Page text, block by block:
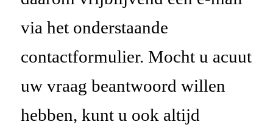
via het onderstaande
contactformulier. Mocht u acuut
uw vraag beantwoord willen
hebben, kunt u ook altijd